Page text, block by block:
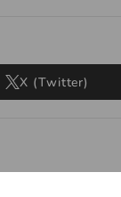
X (Twitter)